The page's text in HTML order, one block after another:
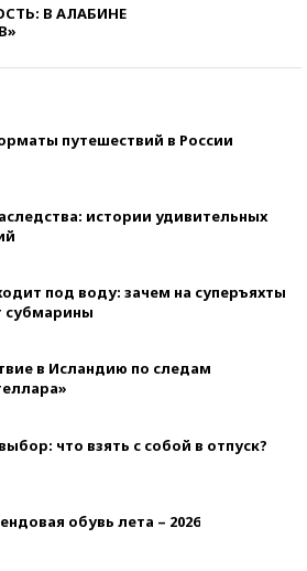
В АЛАБИНЕ
путешествий в России
истории удивительных
под воду: зачем на суперъяхты
субмарины
в Исландию по следам
что взять с собой в отпуск?
обувь лета – 2026